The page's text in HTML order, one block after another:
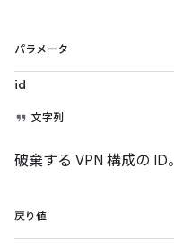
パラメータ
id
文字列
破棄する VPN 構成の ID。
戻り値